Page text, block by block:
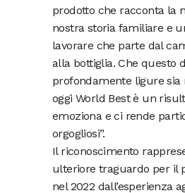
prodotto che racconta la
nostra storia familiare e
lavorare che parte dal
alla bottiglia. Che questo
profondamente ligure sia
oggi World Best è un
emoziona e ci rende
orgogliosi”.
Il riconoscimento
ulteriore traguardo per il
nel 2022 dall’esperienza